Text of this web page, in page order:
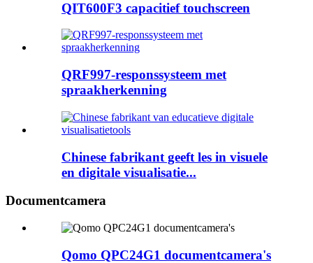
QIT600F3 capacitief touchscreen
QRF997-responssysteem met
spraakherkenning
Chinese fabrikant geeft les in visuele
en digitale visualisatie...
Documentcamera
Qomo QPC24G1 documentcamera's